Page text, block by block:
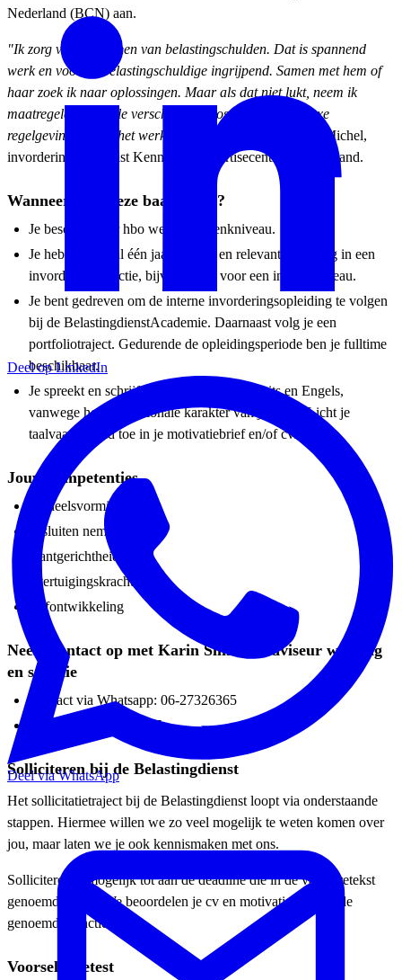
Nederland (BCN) aan.
"Ik zorg voor het innen van belastingschulden. Dat is spannend
werk en voor de belastingschuldige ingrijpend. Samen met hem of
haar zoek ik naar oplossingen. Maar als dat niet lukt, neem ik
maatregelen. De vele verschillende dossiers en complexe
regelgeving maken het werk veelzijdig en uitdagend."
– Michel,
invorderingsspecialist Kennis- en expertisecentrum Buitenland.
Wanneer past deze baan bij je?
Je beschikt over hbo werk- en -denkniveau.
Je hebt minimaal één jaar recente en relevante ervaring in een
invorderingsfunctie, bijvoorbeeld voor een incassobureau.
Je bent gedreven om de interne invorderingsopleiding te volgen
bij de BelastingdienstAcademie. Daarnaast volg je een
portfoliotraject. Gedurende de opleidingsperiode ben je fulltime
beschikbaar.
Je spreekt en schrijft goed Nederlands, Duits en Engels,
vanwege het internationale karakter van je werk. Licht je
taalvaardigheid toe in je motivatiebrief en/of cv.
Jouw competenties
oordeelsvorming
besluiten nemen
klantgerichtheid
overtuigingskracht
zelfontwikkeling
Neem contact op met Karin Simons, adviseur werving
en selectie
Contact via Whatsapp: 06-27326365
Telefoon: 06-27326365
Solliciteren bij de Belastingdienst
Het sollicitatietraject bij de Belastingdienst loopt via onderstaande
stappen. Hiermee willen we zo veel mogelijk te weten komen over
jou, maar laten we je ook kennismaken met ons.
Solliciteren is mogelijk tot aan de deadline die in de vacaturetekst
genoemd wordt. We beoordelen je cv en motivatiebrief op de
genoemde functie-eisen.
Voorselectietest
Deel op LinkedIn
Deel via WhatsApp